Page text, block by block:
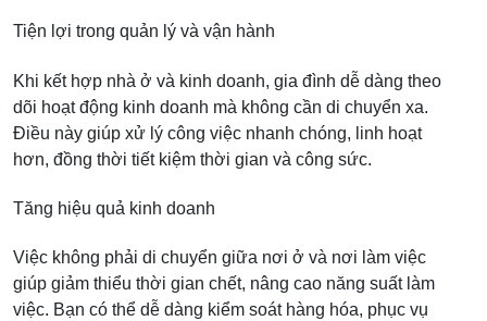
Tiện lợi trong quản lý và vận hành
Khi kết hợp nhà ở và kinh doanh, gia đình dễ dàng theo
dõi hoạt động kinh doanh mà không cần di chuyển xa.
Điều này giúp xử lý công việc nhanh chóng, linh hoạt
hơn, đồng thời tiết kiệm thời gian và công sức.
Tăng hiệu quả kinh doanh
Việc không phải di chuyển giữa nơi ở và nơi làm việc
giúp giảm thiểu thời gian chết, nâng cao năng suất làm
việc. Bạn có thể dễ dàng kiểm soát hàng hóa, phục vụ